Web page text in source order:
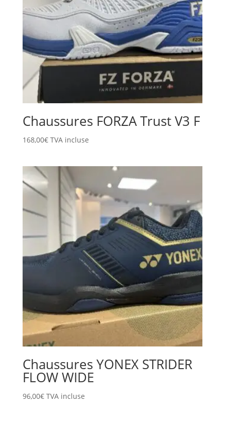
Chaussures FORZA Trust V3 F
168,00€ TVA incluse
Chaussures YONEX STRIDER
FLOW WIDE
96,00€ TVA incluse